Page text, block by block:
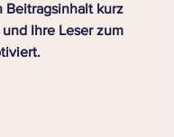
Beitragsinhalt kurz
Ihre Leser zum